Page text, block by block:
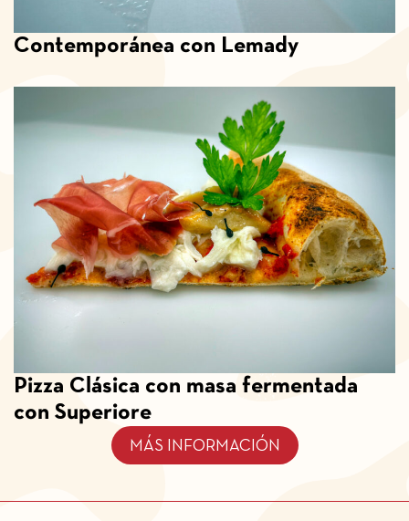
Contemporánea con Lemady
Pizza Clásica con masa fermentada
con Superiore
MÁS INFORMACIÓN